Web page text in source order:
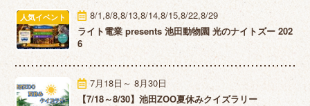
人気イベント
8/1,8/8,8/13,8/14,8/15,8/22,8/29
ライト電業 presents 池田動物園 光のナイトズー 202
6
7月18日～ 8月30日
【7/18～8/30】池田ZOO夏休みクイズラリー